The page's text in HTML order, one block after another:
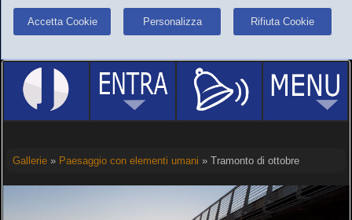
Accetta Cookie Personalizza Rifiuta Cookie
Gallerie» Paesaggio con elementi umani » Tramonto di ottobre